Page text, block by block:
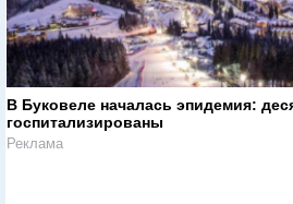
В Буковеле началась эпидемия:
госпитализированы
Реклама